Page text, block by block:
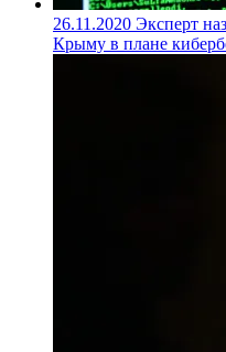
26.11.2020 Эксперт
Крыму в плане